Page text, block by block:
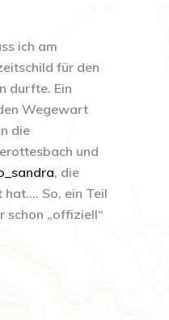
ich am
für den
durfte. Ein
Wegewart
die
und
, die
hat…. So, ein Teil
schon „offiziell“